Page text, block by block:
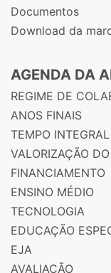
Documentos
Download da
AGENDA DA
REGIME DE
ANOS FINAIS
TEMPO INTEGRAL
VALORIZAÇÃO
FINANCIAMENTO
ENSINO MÉDIO
TECNOLOGIA
EDUCAÇÃO
EJA
AVALIAÇÃO